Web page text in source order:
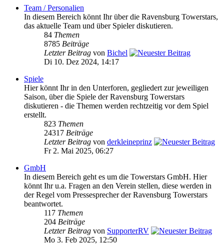
Team / Personalien
In diesem Bereich könnt Ihr über die Ravensburg Towerstars,
das aktuelle Team und über Spieler diskutieren.
84 Themen
8785 Beiträge
Letzter Beitrag von Bichel
Di 10. Dez 2024, 14:17
Spiele
Hier könnt Ihr in den Unterforen, gegliedert zur jeweiligen
Saison, über die Spiele der Ravensburg Towerstars
diskutieren - die Themen werden rechtzeitig vor dem Spiel
erstellt.
823 Themen
24317 Beiträge
Letzter Beitrag von derkleineprinz
Fr 2. Mai 2025, 06:27
GmbH
In diesem Bereich geht es um die Towerstars GmbH. Hier
könnt Ihr u.a. Fragen an den Verein stellen, diese werden in
der Regel vom Pressesprecher der Ravensburg Towerstars
beantwortet.
117 Themen
204 Beiträge
Letzter Beitrag von SupporterRV
Mo 3. Feb 2025, 12:50